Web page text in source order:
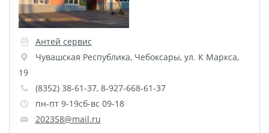
Картины на досках
Фотопечать на дереве
Самоклеящийся винил
Печать выкроек
Холст на конкурс
Фотопечать больших
размеров
Антей сервис
Чувашская Республика, Чебоксары, ул. К Маркса,
19
(8352) 38-61-37, 8-927-668-61-37
пн-пт 9-19сб-вс 09-18
202358@mail.ru